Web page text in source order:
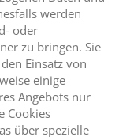
werden
oder
zu bringen. Sie
Einsatz von
einige
Angebots nur
Cookies
über spezielle